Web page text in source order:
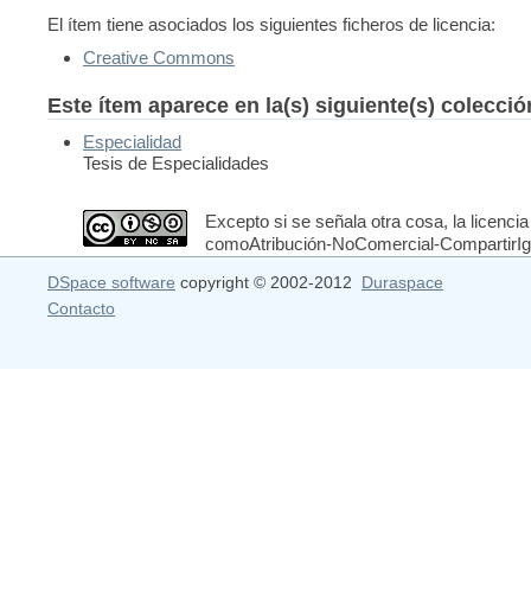
El ítem tiene asociados los siguientes ficheros de licencia:
Creative Commons
Este ítem aparece en la(s) siguiente(s)
Especialidad
Tesis de Especialidades
Excepto si se señala otra cosa, la
comoAtribución-NoComercial-
DSpace software copyright © 2002-2012 Duraspace
Contacto